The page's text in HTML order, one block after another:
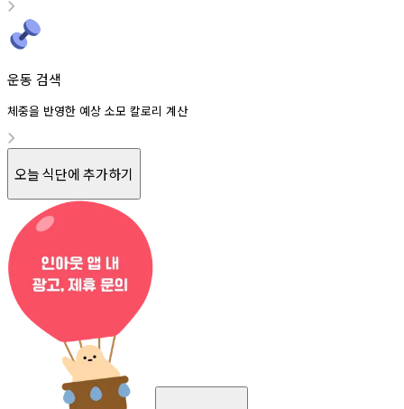
운동 검색
체중을 반영한 예상 소모 칼로리 계산
오늘 식단에 추가하기